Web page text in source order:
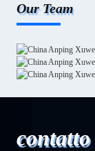
Our Team
contatto